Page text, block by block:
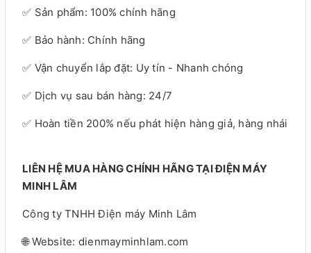
✅ Sản phẩm: 100% chính hãng
✅ Bảo hành: Chính hãng
✅ Vận chuyển lắp đặt: Uy tín - Nhanh chóng
✅ Dịch vụ sau bán hàng: 24/7
✅ Hoàn tiền 200% nếu phát hiện hàng giả, hàng nhái
LIÊN HỆ MUA HÀNG CHÍNH HÃNG TẠI ĐIỆN MÁY
MINH LÂM
Công ty TNHH Điện máy Minh Lâm
🌐 Website: dienmayminhlam.com